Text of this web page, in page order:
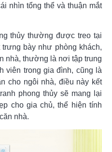
nhìn tổng thể và thuận mắt
thủy thường được treo tại
bày như phòng khách,
nhà, thường là nơi tập trung
viên trong gia đình, cũng là
cho ngôi nhà, điều này kết
phong thủy sẽ mang lại
cho gia chủ, thể hiện tính
nhà.